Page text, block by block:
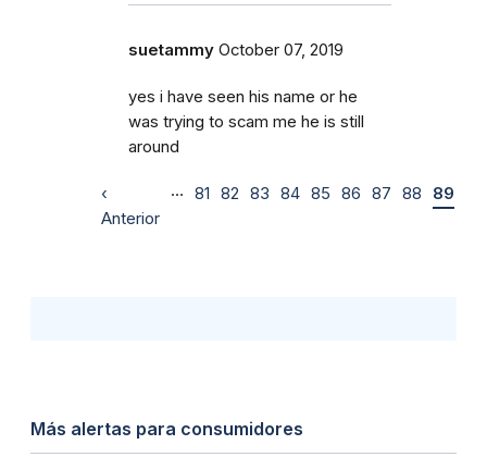
suetammy October 07, 2019
yes i have seen his name or he
was trying to scam me he is still
around
‹
Anterior
… 81 82 83 84 85 86 87 88 89
Más alertas para consumidores